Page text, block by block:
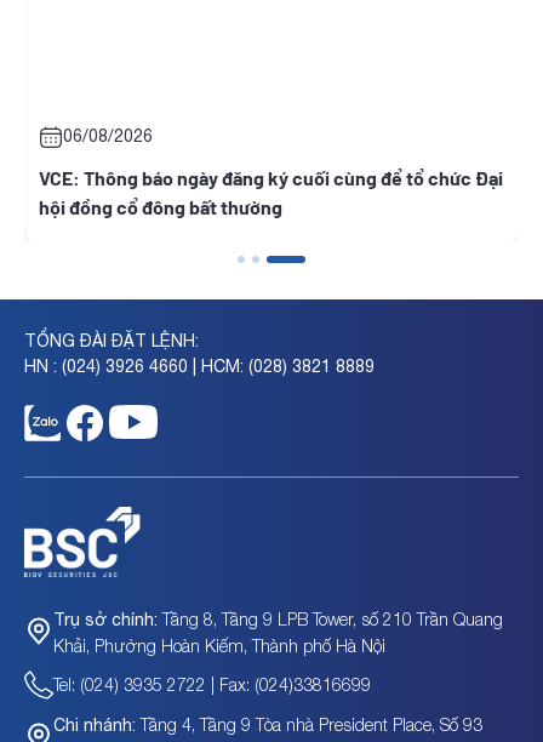
06/08/2026
VCE: Thông báo ngày đăng ký cuối cùng để tổ chức Đại
hội đồng cổ đông bất thường
TỔNG ĐÀI ĐẶT LỆNH:
HN : (024) 3926 4660 | HCM: (028) 3821 8889
Trụ sở chính: Tầng 8, Tầng 9 LPB Tower, số 210 Trần Quang
Khải, Phường Hoàn Kiếm, Thành phố Hà Nội
Tel: (024) 3935 2722 | Fax: (024)33816699
Chi nhánh: Tầng 4, Tầng 9 Tòa nhà President Place, Số 93